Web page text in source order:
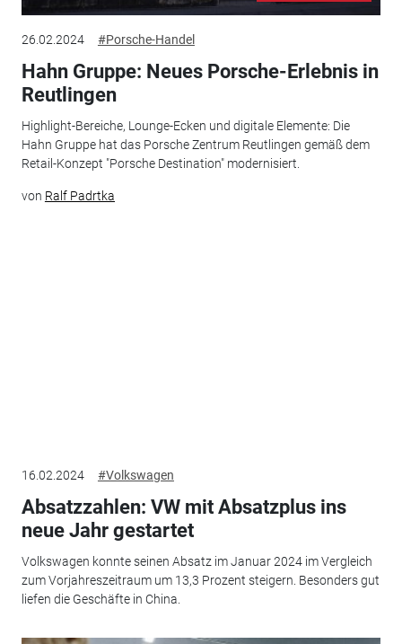
26.02.2024 #Porsche-Handel
Hahn Gruppe: Neues Porsche-Erlebnis in
Reutlingen
Highlight-Bereiche, Lounge-Ecken und digitale Elemente: Die
Hahn Gruppe hat das Porsche Zentrum Reutlingen gemäß dem
Retail-Konzept "Porsche Destination" modernisiert.
von Ralf Padrtka
16.02.2024 #Volkswagen
Absatzzahlen: VW mit Absatzplus ins
neue Jahr gestartet
Volkswagen konnte seinen Absatz im Januar 2024 im Vergleich
zum Vorjahreszeitraum um 13,3 Prozent steigern. Besonders gut
liefen die Geschäfte in China.